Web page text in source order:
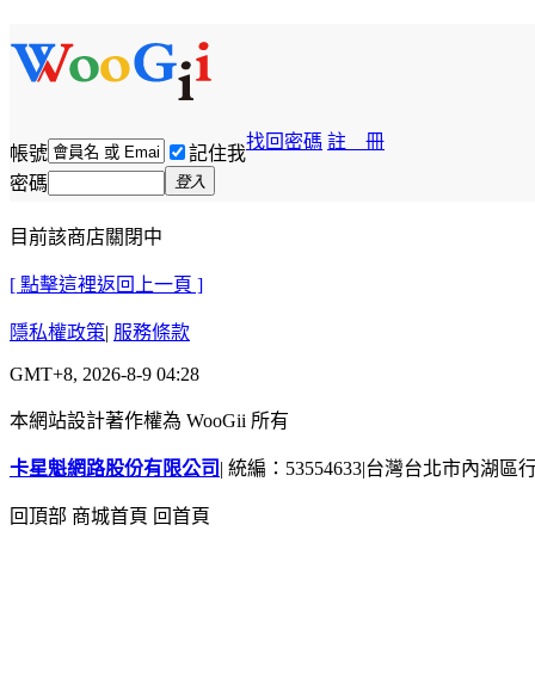
帳號 記住我
找回密碼 註 冊
密碼 登入
目前該商店關閉中
[ 點擊這裡返回上一頁 ]
隱私權政策| 服務條款
GMT+8, 2026-8-9 04:28
本網站設計著作權為 WooGii 所有
卡星魁網路股份有限公司 | 統編：53554633|台灣台北市內湖區
回頂部 商城首頁 回首頁